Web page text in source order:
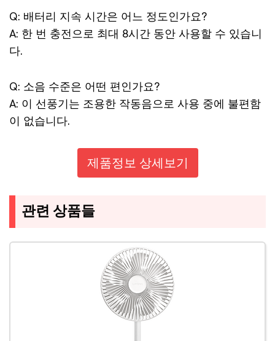
Q: 배터리 지속 시간은 어느 정도인가요?
A: 한 번 충전으로 최대 8시간 동안 사용할 수 있습니
다.
Q: 소음 수준은 어떤 편인가요?
A: 이 선풍기는 조용한 작동음으로 사용 중에 불편함
이 없습니다.
제품정보 상세보기
관련 상품들